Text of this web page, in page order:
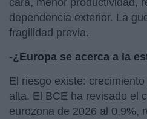
dependencia exterior. La
fragilidad previa.
-¿Europa se acerca a la
El riesgo existe:
alta. El BCE ha revisado el
eurozona de 2026 al 0,9%,